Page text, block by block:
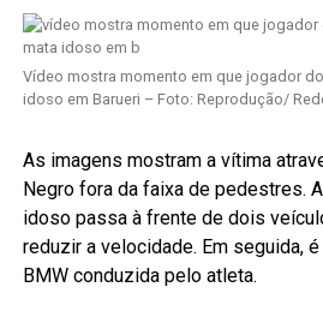
Vídeo mostra momento em que jogador
idoso em Barueri – Foto: Reprodução/
As imagens mostram a vítima
Negro fora da faixa de pedestres.
idoso passa à frente de dois
reduzir a velocidade. Em seguida,
BMW conduzida pelo atleta.